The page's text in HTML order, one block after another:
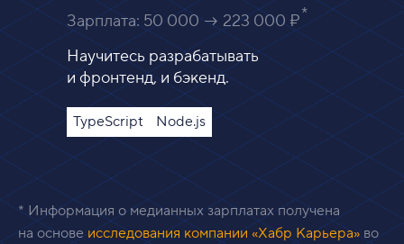
Зарплата:50 000 → 223 000 ₽
Научитесь разрабатывать
и фронтенд, и бэкенд.
TypeScript Node.js
* Информация о медианных зарплатах получена
на основеисследования компании «Хабр Карьера»во